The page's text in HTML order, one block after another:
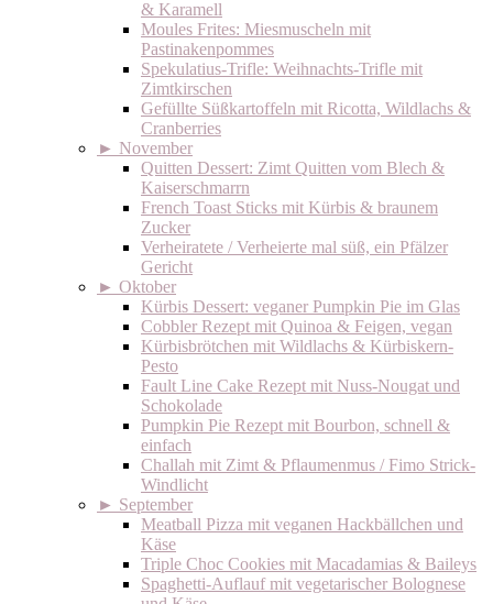
& Karamell
Moules Frites: Miesmuscheln mit
Pastinakenpommes
Spekulatius-Trifle: Weihnachts-Trifle mit
Zimtkirschen
Gefüllte Süßkartoffeln mit Ricotta, Wildlachs &
Cranberries
► November
Quitten Dessert: Zimt Quitten vom Blech &
Kaiserschmarrn
French Toast Sticks mit Kürbis & braunem
Zucker
Verheiratete / Verheierte mal süß, ein Pfälzer
Gericht
► Oktober
Kürbis Dessert: veganer Pumpkin Pie im Glas
Cobbler Rezept mit Quinoa & Feigen, vegan
Kürbisbrötchen mit Wildlachs & Kürbiskern-
Pesto
Fault Line Cake Rezept mit Nuss-Nougat und
Schokolade
Pumpkin Pie Rezept mit Bourbon, schnell &
einfach
Challah mit Zimt & Pflaumenmus / Fimo Strick-
Windlicht
► September
Meatball Pizza mit veganen Hackbällchen und
Käse
Triple Choc Cookies mit Macadamias & Baileys
Spaghetti-Auflauf mit vegetarischer Bolognese